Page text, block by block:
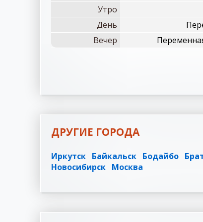
Утро
День
Вечер
ДРУГИЕ ГОРОДА
Иркутск Байкальск Бодайбо
Новосибирск Москва